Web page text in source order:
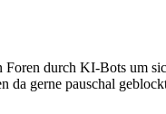
durch KI-Bots um
gerne pauschal